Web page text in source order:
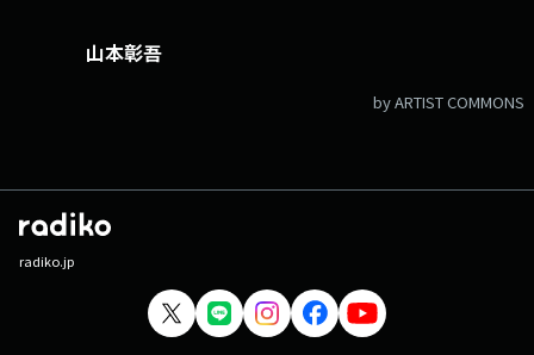
山本彰吾
by ARTIST COMMONS
radiko.jp